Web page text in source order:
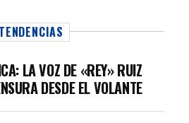
TENDENCIAS
LA VOZ DE «REY» RUIZ
DESDE EL VOLANTE